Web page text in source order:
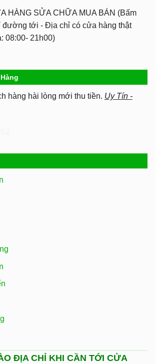
HÀNG SỬA CHỮA MUA BÁN (Bấm
đường tới - Địa chỉ có cửa hàng thật
08:00- 21h00)
hàng hài lòng mới thu tiền. Uy Tín -
ĐỊA CHỈ KHI CẦN TỚI CỬA